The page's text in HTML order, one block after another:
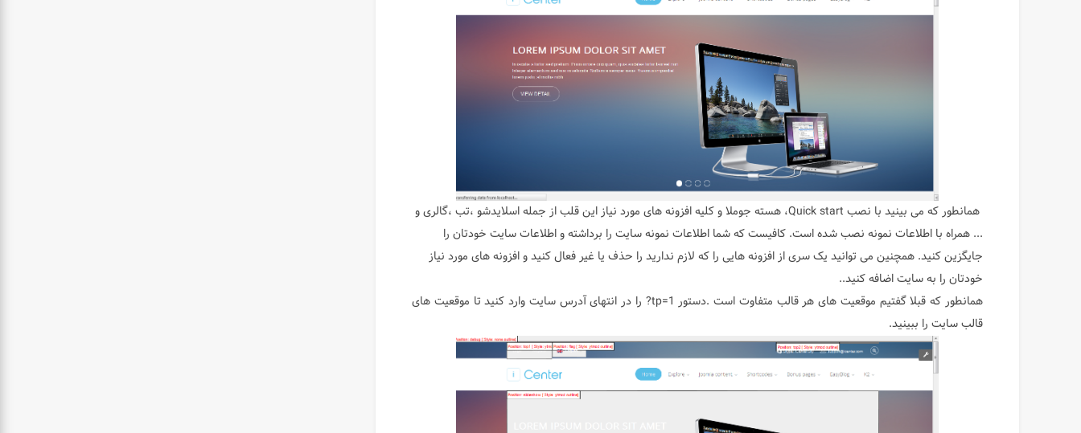
همانطور که می بینید با نصب Quick start، هسته جوملا و کلیه افزونه های مورد نیاز این قلب از جمله اسلایدشو ،تب ،گالری و
... همراه با اطلاعات نمونه نصب شده است. کافیست که شما اطلاعات نمونه سایت را برداشته و اطلاعات سایت خودتان را
جایگزین کنید. همچنین می توانید یک سری از افزونه هایی را که لازم ندارید را حذف یا غیر فعال کنید و افزونه های مورد نیاز
خودتان را به سایت اضافه کنید..
همانطور که قبلا گفتیم موقعیت های هر قالب متفاوت است .دستور tp=1? را در انتهای آدرس سایت وارد کنید تا موقعیت های
قالب سایت را ببینید.